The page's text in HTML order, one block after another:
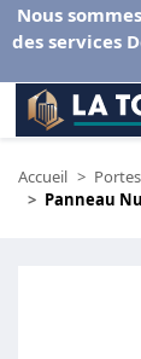
Nous
des services
Accueil
Panneau